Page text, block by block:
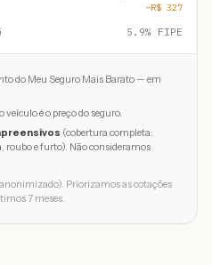
−R$ 327
5.9% FIPE
do Meu Seguro Mais Barato — em
é o preço do seguro.
(cobertura completa:
roubo e furto). Não consideramos
Priorizamos as cotações
7 meses.